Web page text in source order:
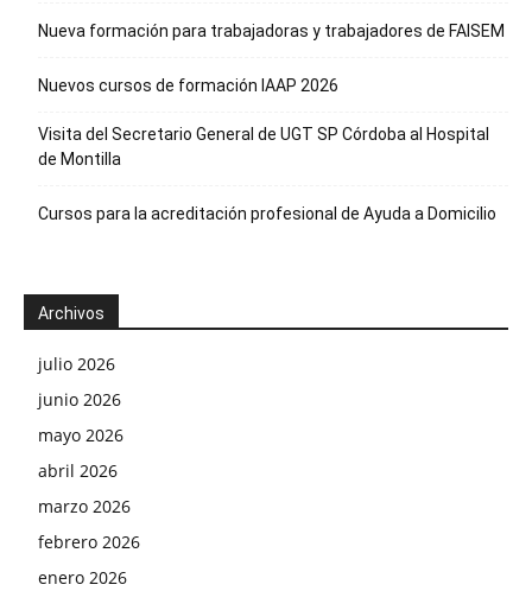
Nueva formación para trabajadoras y trabajadores de FAISEM
Nuevos cursos de formación IAAP 2026
Visita del Secretario General de UGT SP Córdoba al Hospital
de Montilla
Cursos para la acreditación profesional de Ayuda a Domicilio
Archivos
julio 2026
junio 2026
mayo 2026
abril 2026
marzo 2026
febrero 2026
enero 2026